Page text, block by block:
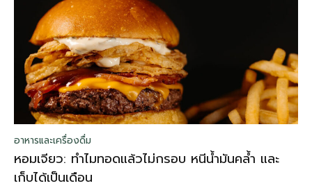
อาหารและเครื่องดื่ม
หอมเจียว: ทำไมทอดแล้วไม่กรอบ หนีน้ำมันคล้ำ และ
เก็บได้เป็นเดือน